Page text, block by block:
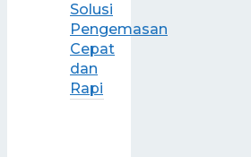
Solusi
Pengemasan
Cepat
dan
Rapi